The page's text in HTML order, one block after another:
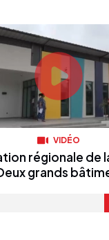
VIDÉO
régionale de
grands